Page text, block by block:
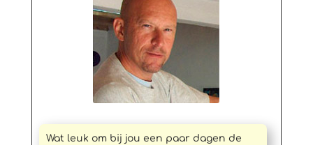
Wat leuk om bij jou een paar dagen de